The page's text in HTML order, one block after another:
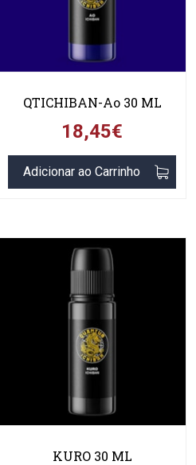
QTICHIBAN-Ao 30 ML
18,45€
Adicionar ao Carrinho
KURO 30 ML